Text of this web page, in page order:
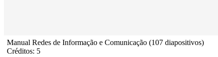
Manual Redes de Informação e Comunicação (107 diapositivos)
Créditos: 5